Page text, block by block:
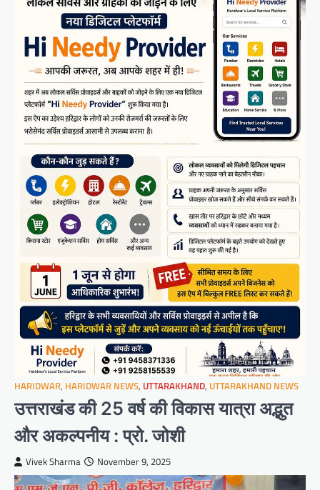
HARIDWAR, HARIDWAR NEWS, UTTARAKHAND, UTTARAKHAND NEWS
उत्तराखंड की 25 वर्ष की विकास यात्रा अद्भुत
और अकल्पनीय : प्रो. जोशी
Vivek Sharma November 9, 2025